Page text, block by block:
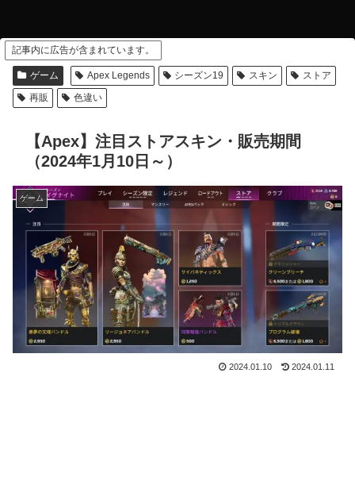
記事内に広告が含まれています。
ゲーム Apex Legends シーズン19 スキン
ストア
再販
色違い
【Apex】注目ストアスキン・販売期間
（2024年1月10日～）
ゲーム
2024.01.10 2024.01.11